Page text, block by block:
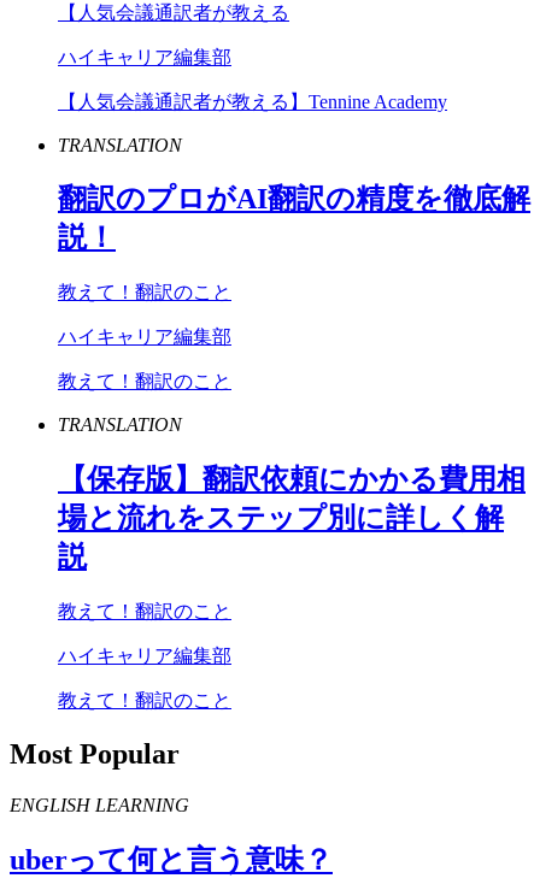
【人気会議通訳者が教える
ハイキャリア編集部
【人気会議通訳者が教える】Tennine Academy
TRANSLATION
翻訳のプロがAI翻訳の精度を徹底解
説！
教えて！翻訳のこと
ハイキャリア編集部
教えて！翻訳のこと
TRANSLATION
【保存版】翻訳依頼にかかる費用相
場と流れをステップ別に詳しく解
説
教えて！翻訳のこと
ハイキャリア編集部
教えて！翻訳のこと
Most Popular
ENGLISH LEARNING
uberって何と言う意味？